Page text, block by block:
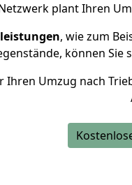
plant Ihren
, wie zum
können Sie
Ihren Umzug nach